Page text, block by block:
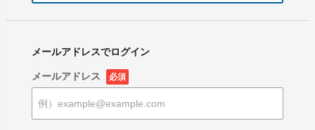
メールアドレスでログイン
メールアドレス 必須